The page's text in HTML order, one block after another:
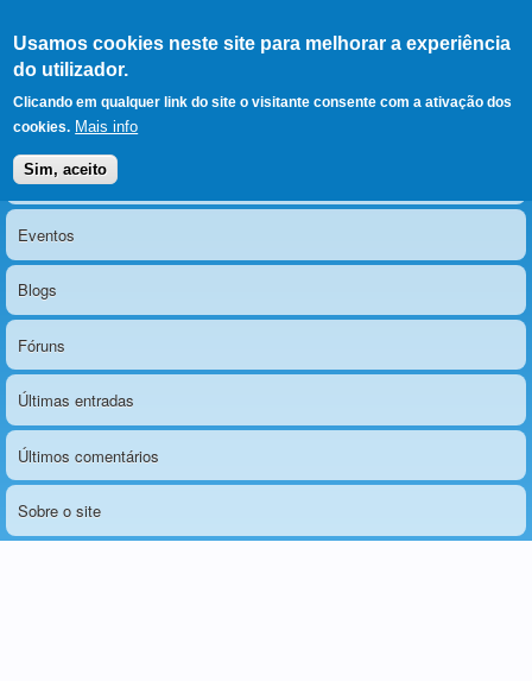
Usamos cookies neste site para melhorar a experiência
do utilizador.
Clicando em qualquer link do site o visitante consente com a ativação dos
cookies. Mais info
Sim, aceito
LERPARAVER , ir para a
página principal
O portal da visão diferente
Menu principal
Notícias
Eventos
Blogs
Fóruns
Últimas entradas
Últimos comentários
Sobre o site